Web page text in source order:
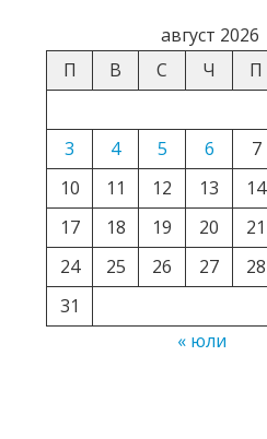
август 2026
П
В С Ч П
3
4 5 6 7
10
11 12 13 14
17
18 19 20 21
24
25 26 27 28
31
« юли